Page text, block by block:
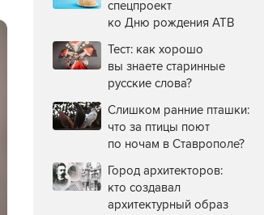
спецпроект
ко Дню рождения АТВ
Тест: как хорошо
вы знаете старинные
русские слова?
Слишком ранние пташки:
что за птицы поют
по ночам в Ставрополе?
Город архитекторов:
кто создавал
архитектурный образ